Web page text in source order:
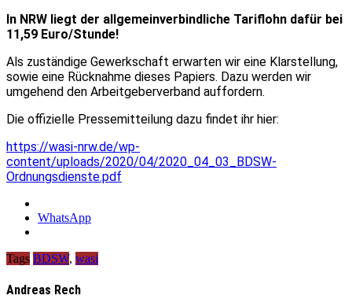
In NRW liegt der allgemeinverbindliche Tariflohn dafür bei
11,59 Euro/Stunde!
Als zuständige Gewerkschaft erwarten wir eine Klarstellung,
sowie eine Rücknahme dieses Papiers. Dazu werden wir
umgehend den Arbeitgeberverband auffordern.
Die offizielle Pressemitteilung dazu findet ihr hier:
https://wasi-nrw.de/wp-
content/uploads/2020/04/2020_04_03_BDSW-
Ordnungsdienste.pdf
WhatsApp
Tags BDSW, wasi
Andreas Rech